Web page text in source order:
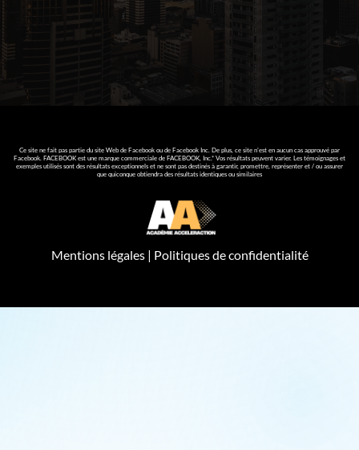
Ce site ne fait pas partie du site Web de Facebook ou de Facebook Inc. De plus, ce site n'est en aucun cas approuvé par
Facebook. FACEBOOK est une marque commerciale de FACEBOOK, Inc.* Vos résultats peuvent varier. Les témoignages et
exemples utilisés sont des résultats exceptionnels et ne sont pas destinés à garantir, promettre, représenter et / ou assurer
que quiconque obtiendra des résultats identiques ou similaires
Mentions légales| Politiques de confidentialité